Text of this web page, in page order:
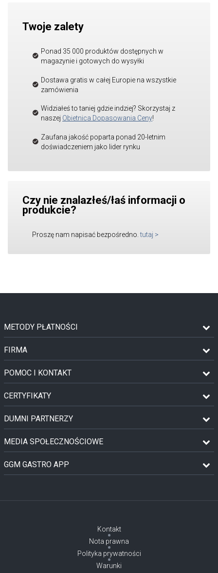
Twoje zalety
Ponad 35 000 produktów dostępnych w
magazynie i gotowych do wysyłki
Dostawa gratis w całej Europie na wszystkie
zamówienia
Widziałeś to taniej gdzie indziej? Skorzystaj z
naszej Obietnica Dopasowania Ceny!
Zaufana jakość poparta ponad 20-letnim
doświadczeniem jako lider rynku
Czy nie znalazłeś/łaś informacji o
produkcie?
Proszę nam napisać bezpośredno. tutaj >
METODY PŁATNOŚCI
FIRMA
POMOC I KONTAKT
CERTYFIKATY
DUMNI PARTNERZY
MEDIA SPOŁECZNOŚCIOWE
GGM GASTRO APP
Kontakt
Nota prawna
Polityka prywatności
Warunki